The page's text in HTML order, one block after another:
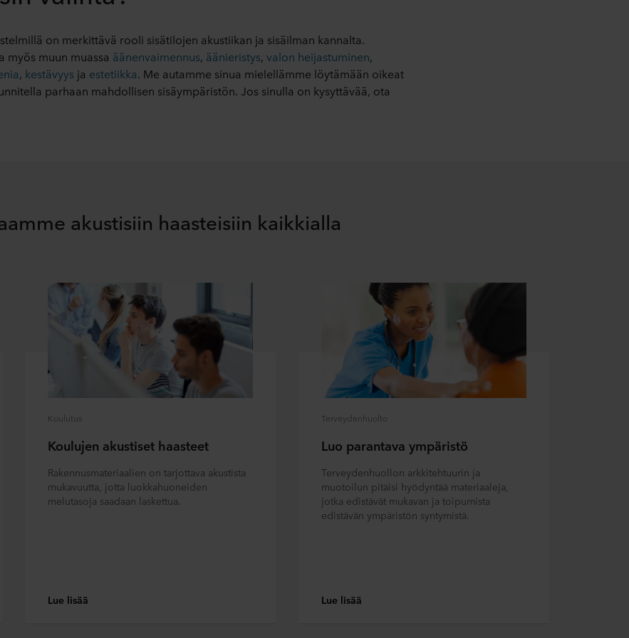
on merkittävä rooli sisätilojen akustiikan ja sisäilman kannalta.
myös muun muassa äänenvaimennus, äänieristys, valon heijastuminen,
, kestävyys ja estetiikka. Me autamme sinua mielellämme löytämään oikeat
parhaan mahdollisen sisäympäristön. Jos sinulla on kysyttävää, ota
akustisiin haasteisiin kaikkialla
Koulutus
Koulujen akustiset haasteet
Rakennusmateriaalien on tarjottava akustista
mukavuutta, jotta luokkahuoneiden
melutasoja saadaan laskettua.
Lue lisää
Terveydenhuolto
Luo parantava ympäristö
Terveydenhuollon arkkitehtuurin ja
muotoilun pitäisi hyödyntää materiaaleja,
jotka edistävät mukavan ja toipumista
edistävän ympäristön syntymistä.
Lue lisää